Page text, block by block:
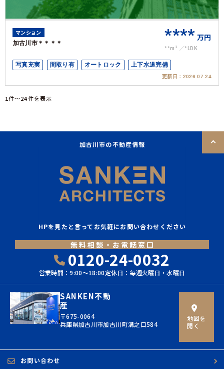
マンション
加古川市＊＊＊＊ **** 万円
**m² *LDK
写真充実 間取り有 オートロック 上下水道完備
更新日： 2026.07.24
1件〜24件を表示
加古川市の不動産情報
HPを見たと言ってお気軽にお問い合わせください
無料相談・お電話窓口
0120-24-0032
営業時間：9:00〜18:00定休日：毎週火曜日・水曜日
SANKEN不動
産
〒675-0064
兵庫県加古川市加古川町溝之口584
地図を
開く
お問い合わせ